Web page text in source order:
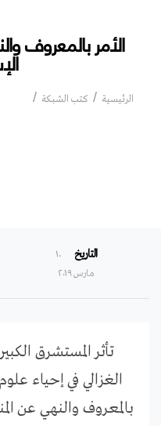
الأمر بالمعروف
الرئيسية كتب الشبكة
التاريخ
۱۰
مارس ۲۰۱۹
تأثر المستشرق
الغزالي في إحياء
بالمعروف والنهي عن